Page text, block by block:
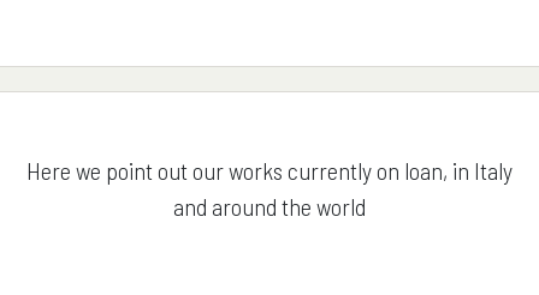
Here we point out our works currently on loan, in Italy
and around the world